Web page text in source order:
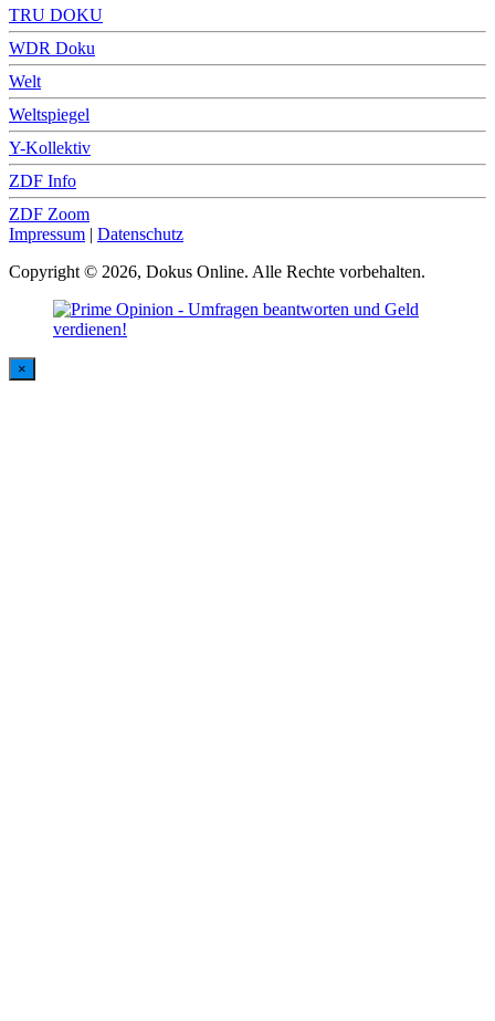
TRU DOKU
WDR Doku
Welt
Weltspiegel
Y-Kollektiv
ZDF Info
ZDF Zoom
Impressum | Datenschutz
Copyright © 2026, Dokus Online. Alle Rechte vorbehalten.
×